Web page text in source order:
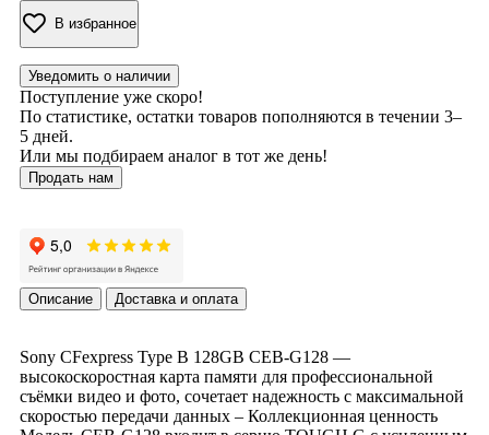
В избранное
Уведомить о наличии
Поступление уже скоро!
По статистике, остатки товаров пополняются в течении 3–
5 дней.
Или мы подбираем аналог в тот же день!
Продать нам
Описание Доставка и оплата
Sony CFexpress Type B 128GB CEB-G128 —
высокоскоростная карта памяти для профессиональной
съёмки видео и фото, сочетает надежность с максимальной
скоростью передачи данных – Коллекционная ценность